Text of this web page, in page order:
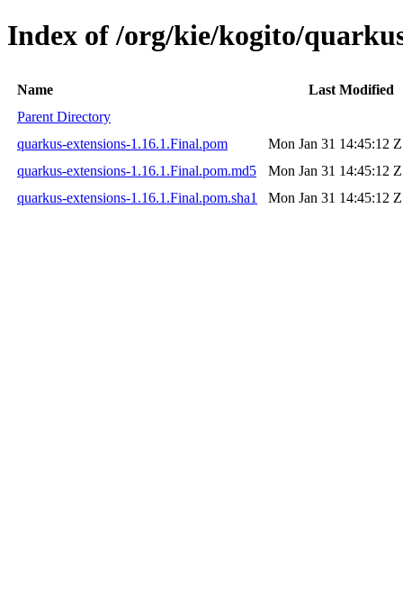
Index of /org/kie/kogito/
Name
Last Modified
Parent Directory
quarkus-extensions-1.16.1.Final.pom
Mon Jan 31 14:45:12
quarkus-extensions-1.16.1.Final.pom.md5
Mon Jan 31 14:45:12
quarkus-extensions-1.16.1.Final.pom.sha1
Mon Jan 31 14:45:12